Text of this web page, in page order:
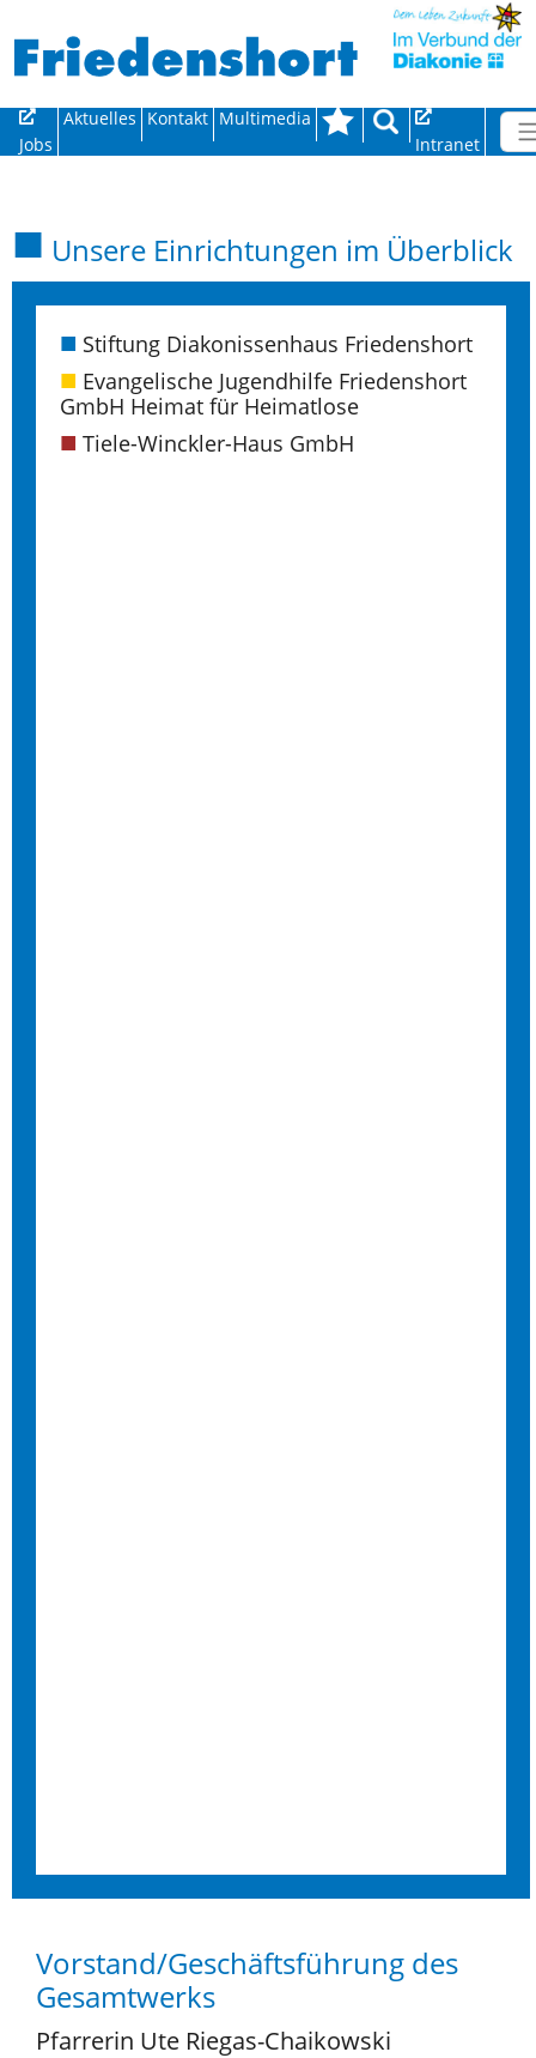
Jobs
Aktuelles Kontakt Multimedia
Intranet
Unsere Einrichtungen im Überblick
Stiftung Diakonissenhaus Friedenshort
Evangelische Jugendhilfe Friedenshort
GmbH Heimat für Heimatlose
Tiele-Winckler-Haus GmbH
Vorstand/Geschäftsführung des
Gesamtwerks
Pfarrerin Ute Riegas-Chaikowski